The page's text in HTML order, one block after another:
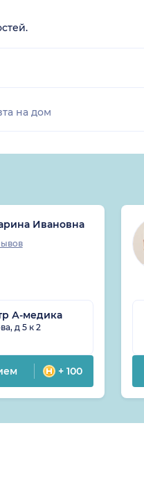
на дом
Ивановна
А-медика
д 5 к 2
+ 100